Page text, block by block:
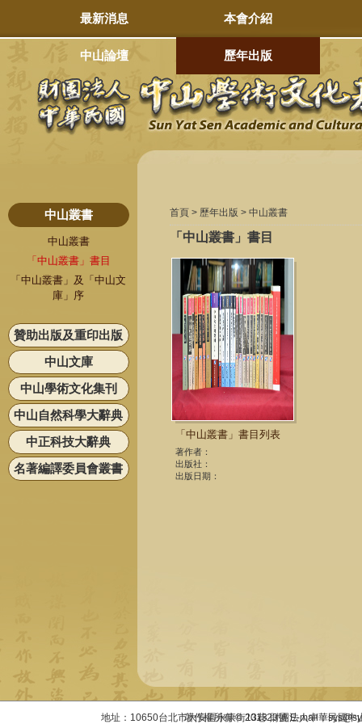
最新消息 本會介紹
中山論壇 歷年出版
中山叢書
中山叢書
「中山叢書」書目
「中山叢書」及「中山文
庫」序
贊助出版及重印出版
中山文庫
中山學術文化集刊
中山自然科學大辭典
中正科技大辭典
名著編譯委員會叢書
首頁 > 歷年出版 > 中山叢書
「中山叢書」書目
「中山叢書」書目列表
著作者：
出版社：
出版日期：
地址：10650台北市大安區永康街13巷23號 E-mail：
著作權所有 © 2013 財團法人中華民國中